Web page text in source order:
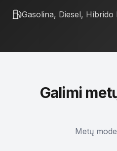
Gasolina, Diesel, Híbrido
Galimi
Metų